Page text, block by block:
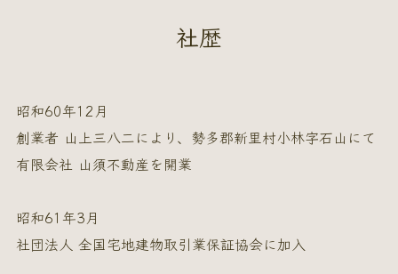
社歴
昭和60年12月
創業者 山上三八二により、勢多郡新里村小林字石山にて
有限会社 山須不動産を開業
昭和61年3月
社団法人 全国宅地建物取引業保証協会に加入